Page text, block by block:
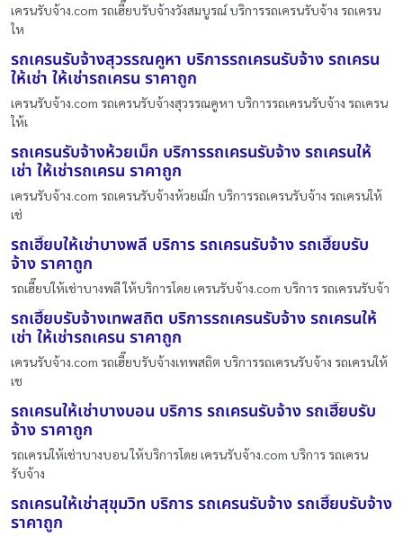
เครนรับจ้าง.com รถเฮี๊ยบรับจ้างวังสมบูรณ์ บริการรถเครนรับจ้าง รถเครน
ให
รถเครนรับจ้างสุวรรณคูหา บริการรถเครนรับจ้าง รถเครน
ให้เช่า ให้เช่ารถเครน ราคาถูก
เครนรับจ้าง.com รถเครนรับจ้างสุวรรณคูหา บริการรถเครนรับจ้าง รถเครน
ให้เ
รถเครนรับจ้างห้วยเม็ก บริการรถเครนรับจ้าง รถเครนให้
เช่า ให้เช่ารถเครน ราคาถูก
เครนรับจ้าง.com รถเครนรับจ้างห้วยเม็ก บริการรถเครนรับจ้าง รถเครนให้
เช่
รถเฮี๊ยบให้เช่าบางพลี บริการ รถเครนรับจ้าง รถเฮี๊ยบรับ
จ้าง ราคาถูก
รถเฮี๊ยบให้เช่าบางพลี ให้บริการโดย เครนรับจ้าง.com บริการ รถเครนรับจ้า
รถเฮี๊ยบรับจ้างเทพสถิต บริการรถเครนรับจ้าง รถเครนให้
เช่า ให้เช่ารถเครน ราคาถูก
เครนรับจ้าง.com รถเฮี๊ยบรับจ้างเทพสถิต บริการรถเครนรับจ้าง รถเครนให้
เช
รถเครนให้เช่าบางบอน บริการ รถเครนรับจ้าง รถเฮี๊ยบรับ
จ้าง ราคาถูก
รถเครนให้เช่าบางบอน ให้บริการโดย เครนรับจ้าง.com บริการ รถเครน
รับจ้าง
รถเครนให้เช่าสุขุมวิท บริการ รถเครนรับจ้าง รถเฮี๊ยบรับจ้าง
ราคาถูก